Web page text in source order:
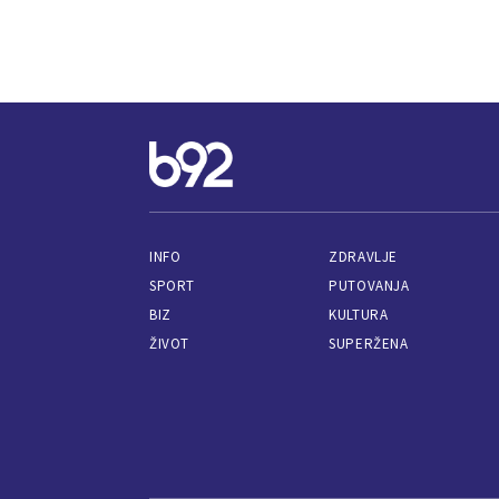
INFO
SPORT
BIZ
ŽIVOT
ZDRAVLJE
PUTOVANJA
KULTURA
SUPERŽENA